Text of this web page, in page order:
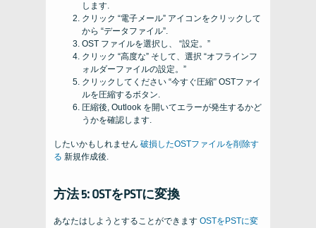
します.
クリック “電子メール” アイコンをクリックして
から “データファイル”.
OST ファイルを選択し、 “設定。”
クリック “高度な” そして、選択 “オフラインフ
ォルダーファイルの設定。”
クリックしてください “今すぐ圧縮” OSTファイ
ルを圧縮するボタン.
圧縮後, Outlook を開いてエラーが発生するかど
うかを確認します.
したいかもしれません 破損したOSTファイルを削除す
る 新規作成後.
方法 5: OSTをPSTに変換
あなたはしようとすることができます OSTをPSTに変